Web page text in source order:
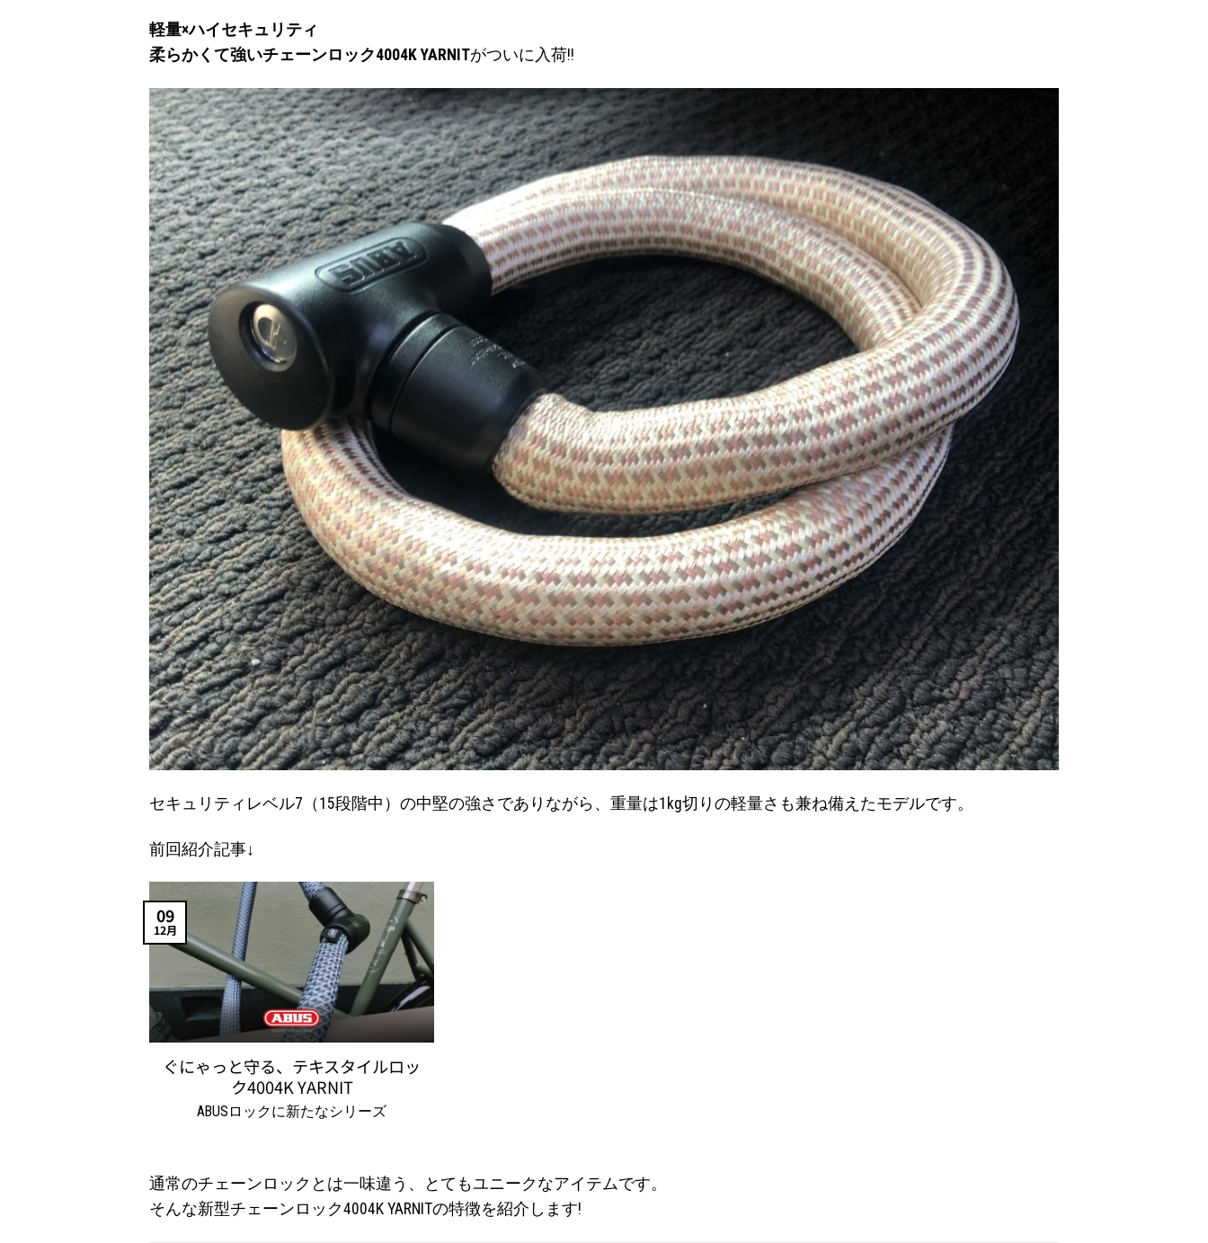
軽量×ハイセキュリティ
柔らかくて強いチェーンロック4004K YARNITがついに入荷!!
セキュリティレベル7（15段階中）の中堅の強さでありながら、重量は1kg切りの軽量さも兼ね備えたモデルです。
前回紹介記事↓
ぐにゃっと守る、テキスタイルロッ
ク4004K YARNIT
ABUSロックに新たなシリーズ
09
12月
通常のチェーンロックとは一味違う、とてもユニークなアイテムです。
そんな新型チェーンロック4004K YARNITの特徴を紹介します!